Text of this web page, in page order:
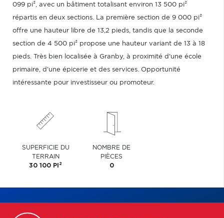
099 pi², avec un bâtiment totalisant environ 13 500 pi²
répartis en deux sections. La première section de 9 000 pi²
offre une hauteur libre de 13,2 pieds, tandis que la seconde
section de 4 500 pi² propose une hauteur variant de 13 à 18
pieds. Très bien localisée à Granby, à proximité d'une école
primaire, d'une épicerie et des services. Opportunité
intéressante pour investisseur ou promoteur.
SUPERFICIE DU
TERRAIN
30 100 PI 2
NOMBRE DE
PIÈCES
0